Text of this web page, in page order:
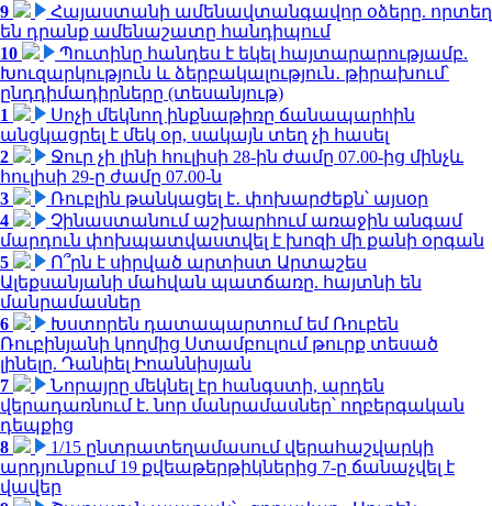
9
Հայաստանի ամենավտանգավոր օձերը. որտեղ
են դրանք ամենաշատը հանդիպում
10
Պուտինը հանդես է եկել հայտարարությամբ.
Խուզարկություն և ձերբակալություն․ թիրախում՝
ընդդիմադիրները (տեսանյութ)
1
Սոչի մեկնող ինքնաթիռը ճանապարհին
անցկացրել է մեկ օր, սակայն տեղ չի հասել
2
Ջուր չի լինի հուլիսի 28-ին ժամը 07.00-ից մինչև
հուլիսի 29-ը ժամը 07.00-ն
3
Ռուբլին թանկացել է․ փոխարժեքն՝ այսօր
4
Չինաստանում աշխարհում առաջին անգամ
մարդուն փոխպատվաստվել է խոզի մի քանի օրգան
5
Ո՞րն է սիրված արտիստ Արտաշես
Ալեքսանյանի մահվան պատճառը. հայտնի են
մանրամասներ
6
Խստորեն դատապարտում եմ Ռուբեն
Ռուբինյանի կողմից Ստամբուլում թուրք տեսած
լինելը. Դանիել Իոաննիսյան
7
Նորայրը մեկնել էր հանգստի, արդեն
վերադառնում է. նոր մանրամասներ՝ ողբերգական
դեպքից
8
1/15 ընտրատեղամասում վերահաշվարկի
արդյունքում 19 քվեաթերթիկներից 7-ը ճանաչվել է
վավեր